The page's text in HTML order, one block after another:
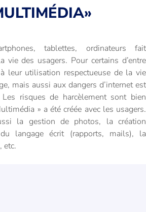
tablettes, ordinateurs fait
vie des usagers. Pour certains d’entre
leur utilisation respectueuse de la vie
mais aussi aux dangers d’internet est
risques de harcèlement sont bien
» a été créée avec les usagers.
la gestion de photos, la création
langage écrit (rapports, mails), la
etc.